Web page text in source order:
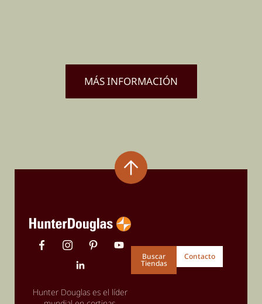
MÁS INFORMACIÓN
Hunter Douglas es el líder
Buscar
Tiendas
Contacto